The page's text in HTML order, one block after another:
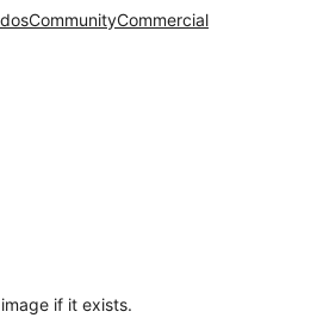
CommunityCommercial
if it exists.